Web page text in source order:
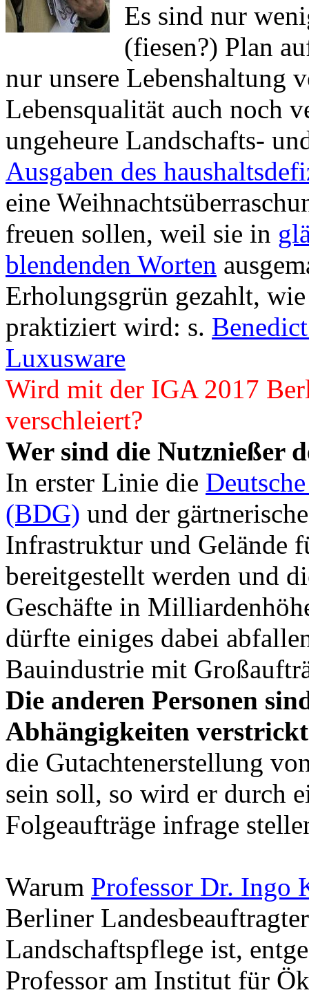
Es sind nur
(fiesen?) Plan
nur unsere Lebenshaltung
Lebensqualität auch noch
ungeheure Landschafts-
Ausgaben des
eine
freuen sollen, weil sie in
blendenden Worten
Erholungsgrün gezahlt,
praktiziert wird: s.
Luxusware
Wird mit der IGA 2017
verschleiert?
Wer sind die Nutznießer
In erster Linie die
(BDG) und der
Infrastruktur und Gelände
bereitgestellt werden und
Geschäfte in
dürfte einiges dabei
Bauindustrie mit
Die anderen Personen
Abhängigkeiten
die Gutachtenerstellung
sein soll, so wird er durch
Folgeaufträge infrage
Warum Professor Dr. Ingo
Berliner
Landschaftspflege ist,
Professor am Institut für